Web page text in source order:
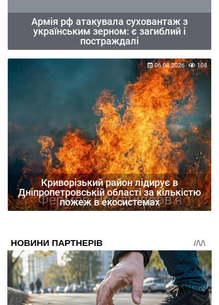
Армія рф атакувала суховантаж з
українським зерном: є загиблий і
постраждалі
Криворізький район лідирує в
Дніпропетровській області за кількістю
пожеж в екосистемах
06.08.2026 108